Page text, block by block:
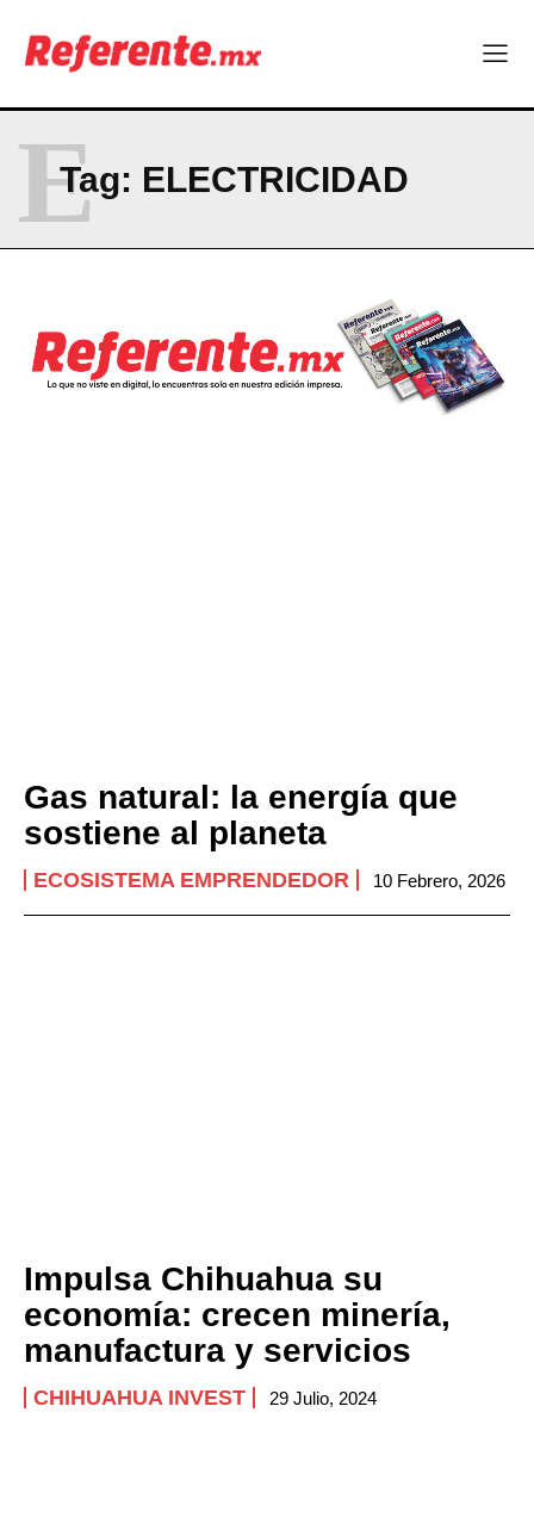
Tag: ELECTRICIDAD
E
Gas natural: la energía que
sostiene al planeta
ECOSISTEMA EMPRENDEDOR 10 Febrero, 2026
Impulsa Chihuahua su
economía: crecen minería,
manufactura y servicios
CHIHUAHUA INVEST 29 Julio, 2024